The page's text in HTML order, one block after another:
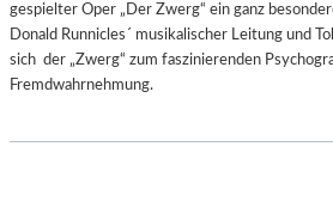
gespielter Oper „Der Zwerg“ ein ganz
Donald Runnicles´ musikalischer Leitung und
sich der „Zwerg“ zum faszinierenden
Fremdwahrnehmung.